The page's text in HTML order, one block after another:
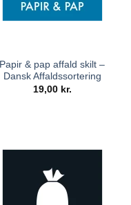
Papir & pap affald skilt –
Dansk Affaldssortering
19,00 kr.